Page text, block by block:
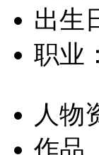
出生
职业
人物
作品